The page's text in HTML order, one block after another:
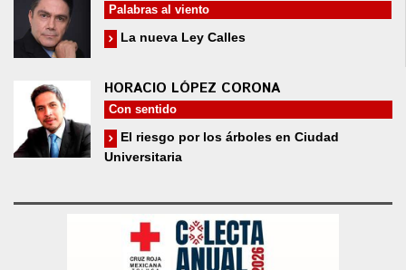
Palabras al viento
La nueva Ley Calles
HORACIO LÓPEZ CORONA
Con sentido
El riesgo por los árboles en Ciudad
Universitaria